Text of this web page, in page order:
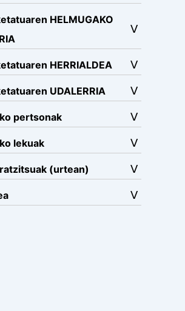
HELMUGAKO
HERRIALDEA
UDALERRIA
pertsonak
lekuak
(urtean)